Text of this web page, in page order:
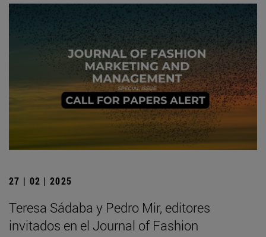
27 | 02 | 2025
Teresa Sádaba y Pedro Mir, editores
invitados en el Journal of Fashion